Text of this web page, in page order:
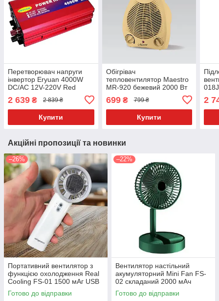
Перетворювач напруги
інвертор Eryuan 4000W
DC/AC 12V-220V Red
2 639 ₴ 2 839 ₴
Купити
Обігрівач
тепловентилятор Maestro
MR-920 бежевий 2000 Вт
699₴ 799 ₴
Купити
2
Акційні пропозиції та новинки
–26%
Портативний вентилятор з
функцією охолодження Real
Cooling FS-01 1500 мАг USB
Type-C 3 режими
Готово до відправки
–22%
Вентилятор настільний
акумуляторний Mini Fan FS-
02 складаний 2000 мАч
Зелений
Готово до відправки